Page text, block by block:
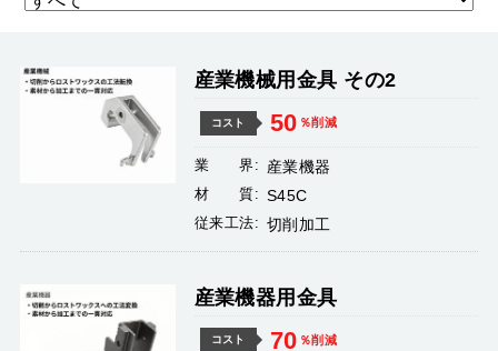
産業機械用金具 その2
コスト 50 ％削減
業 界: 産業機器
材 質: S45C
従来工法: 切削加工
産業機器用金具
コスト 70 ％削減